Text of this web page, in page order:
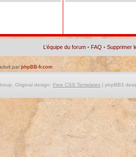
L’équipe du forum • FAQ •Supprimer
parphpBB-fr.com
Original design: Free CSS Templates| phpBB3